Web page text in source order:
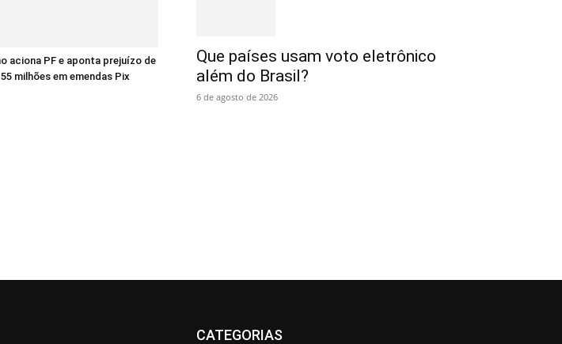
aciona PF e aponta prejuízo de
55 milhões em emendas Pix
Que países usam voto eletrônico
além do Brasil?
6 de agosto de 2026
CATEGORIAS